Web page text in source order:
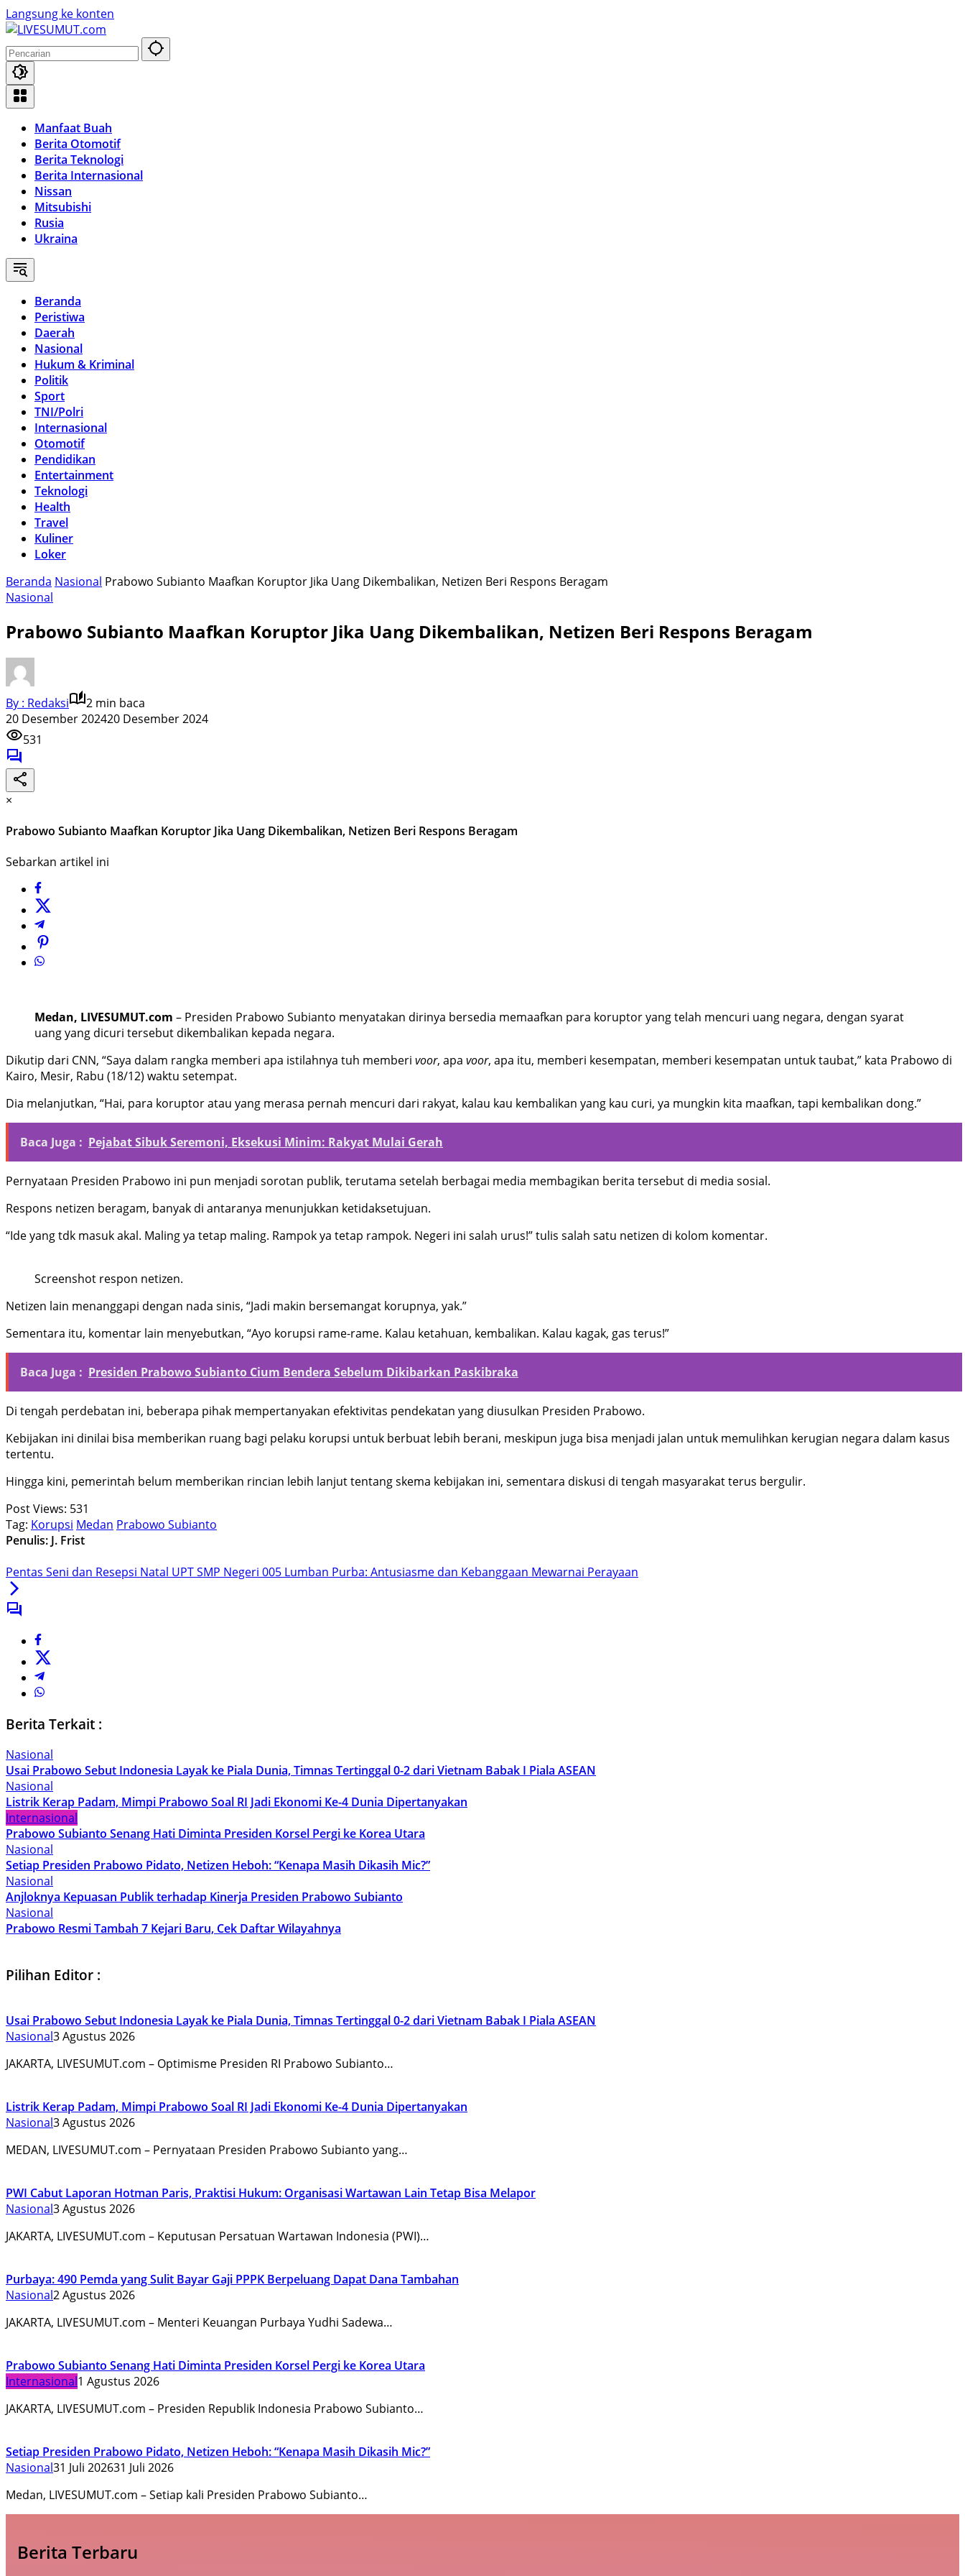
Langsung ke konten
Manfaat Buah
Berita Otomotif
Berita Teknologi
Berita Internasional
Nissan
Mitsubishi
Rusia
Ukraina
Beranda
Peristiwa
Daerah
Nasional
Hukum & Kriminal
Politik
Sport
TNI/Polri
Internasional
Otomotif
Pendidikan
Entertainment
Teknologi
Health
Travel
Kuliner
Loker
Beranda Nasional Prabowo Subianto Maafkan Koruptor Jika Uang Dikembalikan, Netizen Beri Respons Beragam
Nasional
Prabowo Subianto Maafkan Koruptor Jika Uang Dikembalikan, Netizen Beri Respons Beragam
By : Redaksi
2 min baca
20 Desember 202420 Desember 2024
531
×
Prabowo Subianto Maafkan Koruptor Jika Uang Dikembalikan, Netizen Beri Respons Beragam
Sebarkan artikel ini
Medan, LIVESUMUT.com – Presiden Prabowo Subianto menyatakan dirinya bersedia memaafkan para koruptor yang telah mencuri uang negara, dengan syarat
uang yang dicuri tersebut dikembalikan kepada negara.
Dikutip dari CNN, “Saya dalam rangka memberi apa istilahnya tuh memberi voor, apa voor, apa itu, memberi kesempatan, memberi kesempatan untuk taubat,” kata Prabowo di
Kairo, Mesir, Rabu (18/12) waktu setempat.
Dia melanjutkan, “Hai, para koruptor atau yang merasa pernah mencuri dari rakyat, kalau kau kembalikan yang kau curi, ya mungkin kita maafkan, tapi kembalikan dong.”
Baca Juga : Pejabat Sibuk Seremoni, Eksekusi Minim: Rakyat Mulai Gerah
Pernyataan Presiden Prabowo ini pun menjadi sorotan publik, terutama setelah berbagai media membagikan berita tersebut di media sosial.
Respons netizen beragam, banyak di antaranya menunjukkan ketidaksetujuan.
“Ide yang tdk masuk akal. Maling ya tetap maling. Rampok ya tetap rampok. Negeri ini salah urus!” tulis salah satu netizen di kolom komentar.
Screenshot respon netizen.
Netizen lain menanggapi dengan nada sinis, “Jadi makin bersemangat korupnya, yak.”
Sementara itu, komentar lain menyebutkan, “Ayo korupsi rame-rame. Kalau ketahuan, kembalikan. Kalau kagak, gas terus!”
Baca Juga : Presiden Prabowo Subianto Cium Bendera Sebelum Dikibarkan Paskibraka
Di tengah perdebatan ini, beberapa pihak mempertanyakan efektivitas pendekatan yang diusulkan Presiden Prabowo.
Kebijakan ini dinilai bisa memberikan ruang bagi pelaku korupsi untuk berbuat lebih berani, meskipun juga bisa menjadi jalan untuk memulihkan kerugian negara dalam kasus
tertentu.
Hingga kini, pemerintah belum memberikan rincian lebih lanjut tentang skema kebijakan ini, sementara diskusi di tengah masyarakat terus bergulir.
Post Views: 531
Tag: Korupsi Medan Prabowo Subianto
Penulis: J. Frist
Pentas Seni dan Resepsi Natal UPT SMP Negeri 005 Lumban Purba: Antusiasme dan Kebanggaan Mewarnai Perayaan
Berita Terkait :
Nasional
Usai Prabowo Sebut Indonesia Layak ke Piala Dunia, Timnas Tertinggal 0-2 dari Vietnam Babak I Piala ASEAN
Nasional
Listrik Kerap Padam, Mimpi Prabowo Soal RI Jadi Ekonomi Ke-4 Dunia Dipertanyakan
Internasional
Prabowo Subianto Senang Hati Diminta Presiden Korsel Pergi ke Korea Utara
Nasional
Setiap Presiden Prabowo Pidato, Netizen Heboh: “Kenapa Masih Dikasih Mic?”
Nasional
Anjloknya Kepuasan Publik terhadap Kinerja Presiden Prabowo Subianto
Nasional
Prabowo Resmi Tambah 7 Kejari Baru, Cek Daftar Wilayahnya
Pilihan Editor :
Usai Prabowo Sebut Indonesia Layak ke Piala Dunia, Timnas Tertinggal 0-2 dari Vietnam Babak I Piala ASEAN
Nasional3 Agustus 2026
JAKARTA, LIVESUMUT.com – Optimisme Presiden RI Prabowo Subianto…
Listrik Kerap Padam, Mimpi Prabowo Soal RI Jadi Ekonomi Ke-4 Dunia Dipertanyakan
Nasional3 Agustus 2026
MEDAN, LIVESUMUT.com – Pernyataan Presiden Prabowo Subianto yang…
PWI Cabut Laporan Hotman Paris, Praktisi Hukum: Organisasi Wartawan Lain Tetap Bisa Melapor
Nasional3 Agustus 2026
JAKARTA, LIVESUMUT.com – Keputusan Persatuan Wartawan Indonesia (PWI)…
Purbaya: 490 Pemda yang Sulit Bayar Gaji PPPK Berpeluang Dapat Dana Tambahan
Nasional2 Agustus 2026
JAKARTA, LIVESUMUT.com – Menteri Keuangan Purbaya Yudhi Sadewa…
Prabowo Subianto Senang Hati Diminta Presiden Korsel Pergi ke Korea Utara
Internasional1 Agustus 2026
JAKARTA, LIVESUMUT.com – Presiden Republik Indonesia Prabowo Subianto…
Setiap Presiden Prabowo Pidato, Netizen Heboh: “Kenapa Masih Dikasih Mic?”
Nasional31 Juli 202631 Juli 2026
Medan, LIVESUMUT.com – Setiap kali Presiden Prabowo Subianto…
Berita Terbaru